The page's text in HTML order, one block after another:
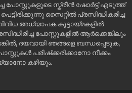
പോസ്റ്റുകളുടെ സ്ക്രീൻ ഷോർട്ട് എടുത്ത്
സൈറ്റിൽ പ്രസിദ്ധീകരിച്ച
വിവിധ അധ്യാപക കൂട്ടായ്മകളിൽ
പോസ്റ്റുകളിൽ ആർക്കെങ്കിലും
ദയവായി ഞങ്ങളെ ബന്ധപ്പെടുക,
പരിഷ്‌ക്കരിക്കാനോ നീക്കം
കഴിയും.